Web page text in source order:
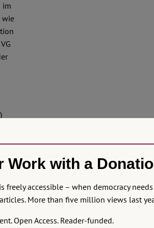
im
wie
3
Work with a
freely accessible – when democracy
More than five million views last
Open Access. Reader-funded.